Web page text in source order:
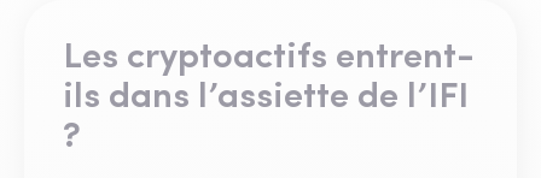
Les cryptoactifs entrent-
ils dans l’assiette de l’IFI
?